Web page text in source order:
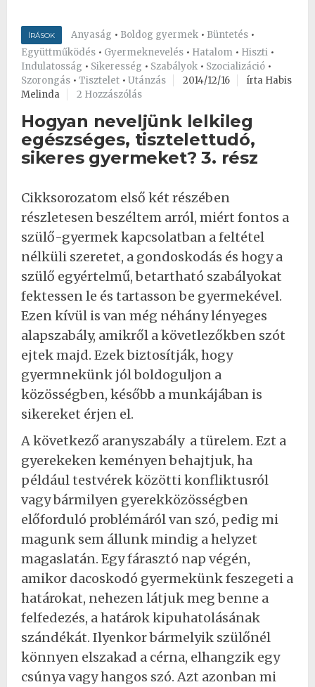
ÍRÁSOK Anyaság • Boldog gyermek • Büntetés •
Együttműködés • Gyermeknevelés • Hatalom • Hiszti •
Indulatosság • Sikeresség • Szabályok • Szocializáció •
Szorongás • Tisztelet • Utánzás 2014/12/16
írta Habis
Melinda
2 Hozzászólás
Hogyan neveljünk lelkileg
egészséges, tisztelettudó,
sikeres gyermeket? 3. rész
Cikksorozatom első két részében
részletesen beszéltem arról, miért fontos a
szülő-gyermek kapcsolatban a feltétel
nélküli szeretet, a gondoskodás és hogy a
szülő egyértelmű, betartható szabályokat
fektessen le és tartasson be gyermekével.
Ezen kívül is van még néhány lényeges
alapszabály, amikről a követlezőkben szót
ejtek majd. Ezek biztosítják, hogy
gyermnekünk jól boldoguljon a
közösségben, később a munkájában is
sikereket érjen el.
A következő aranyszabály a türelem. Ezt a
gyerekeken keményen behajtjuk, ha
például testvérek közötti konfliktusról
vagy bármilyen gyerekközösségben
előforduló problémáról van szó, pedig mi
magunk sem állunk mindig a helyzet
magaslatán. Egy fárasztó nap végén,
amikor dacoskodó gyermekünk feszegeti a
határokat, nehezen látjuk meg benne a
felfedezés, a határok kipuhatolásának
szándékát. Ilyenkor bármelyik szülőnél
könnyen elszakad a cérna, elhangzik egy
csúnya vagy hangos szó. Azt azonban mi